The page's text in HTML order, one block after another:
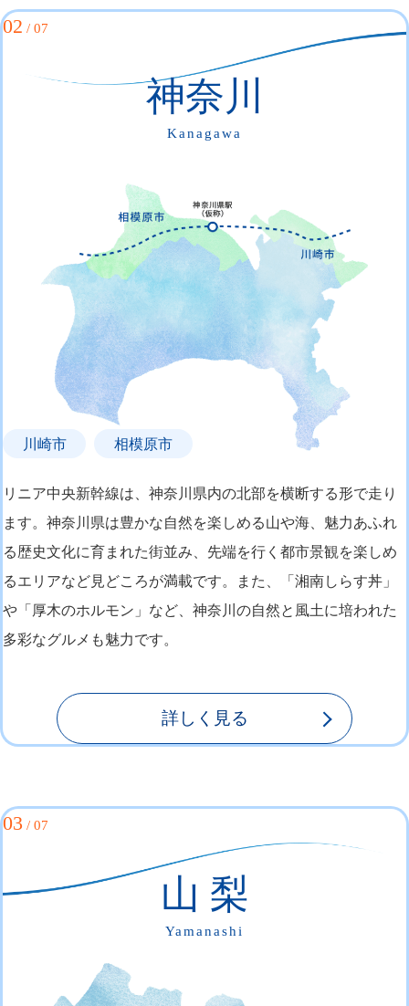
02 / 07
神奈川
Kanagawa
川崎市 相模原市
リニア中央新幹線は、神奈川県内の北部を横断する形で走り
ます。神奈川県は豊かな自然を楽しめる山や海、魅力あふれ
る歴史文化に育まれた街並み、先端を行く都市景観を楽しめ
るエリアなど見どころが満載です。また、「湘南しらす丼」
や「厚木のホルモン」など、神奈川の自然と風土に培われた
多彩なグルメも魅力です。
詳しく見る
03 / 07
山 梨
Yamanashi